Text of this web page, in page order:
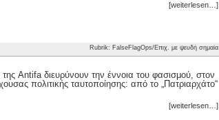
[weiterlesen…]
Rubrik: FalseFlagOps/Επιχ. με ψευδή σημαία
Antifa διευρύνουν την έννοια του φασισμού, στον
πολιτικής ταυτοποίησης: από το „Πατριαρχάτο“
[weiterlesen…]